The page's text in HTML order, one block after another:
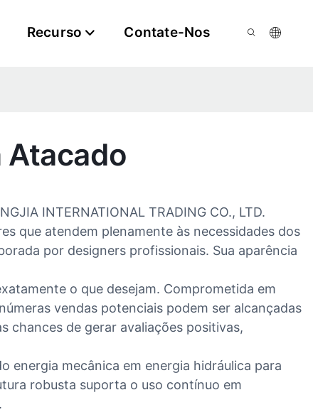
Recurso Contate-Nos
Atacado
INTERNATIONAL TRADING CO., LTD.
que atendem plenamente às necessidades dos
por designers profissionais. Sua aparência
o que desejam. Comprometida em
vendas potenciais podem ser alcançadas
chances de gerar avaliações positivas,
energia mecânica em energia hidráulica para
robusta suporta o uso contínuo em